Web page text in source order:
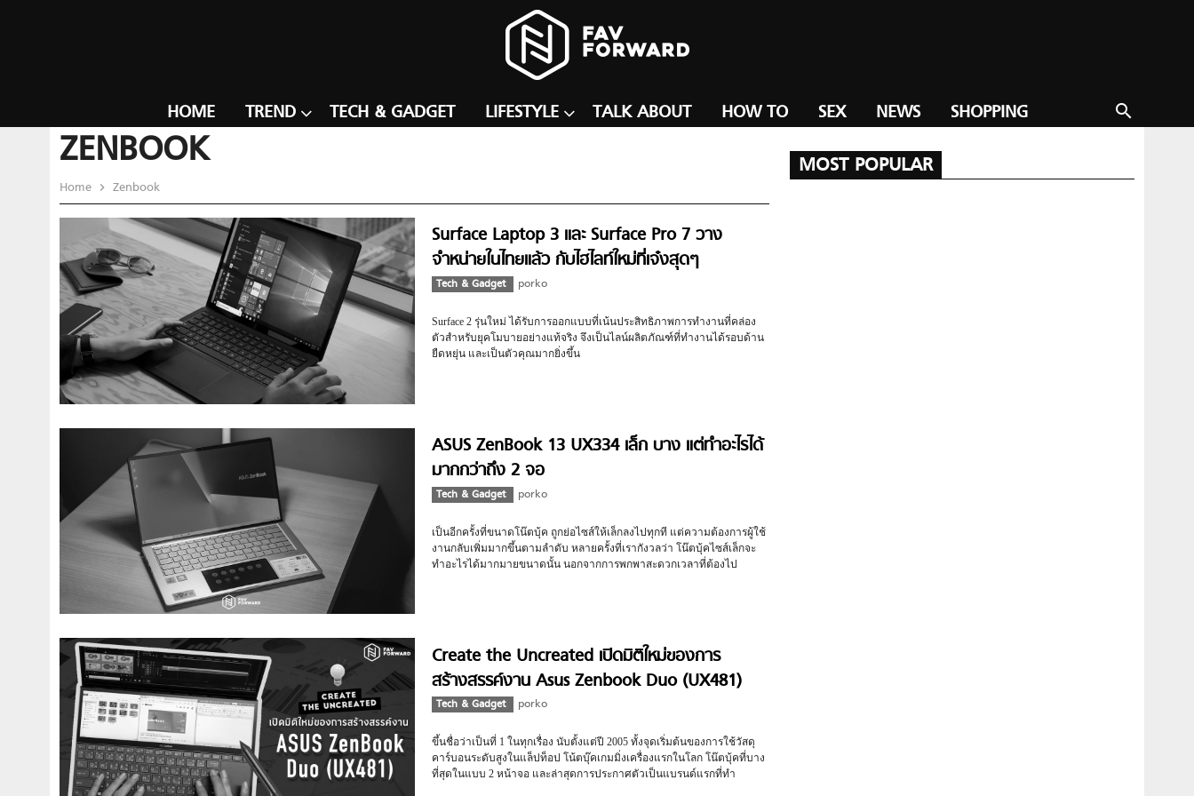
search
HOME TREND TECH & GADGET LIFESTYLE TALK ABOUT HOW TO SEX NEWS SHOPPING
ZENBOOK
Home Zenbook
Surface Laptop 3 และ Surface Pro 7 วาง
จำหน่ายในไทยแล้ว กับไฮไลท์ใหม่ที่เจ๋งสุดๆ
Tech & Gadget porko
Surface 2 รุ่นใหม่ ได้รับการออกแบบที่เน้นประสิทธิภาพการทำงานที่คล่อง
ตัวสำหรับยุคโมบายอย่างแท้จริง จึงเป็นไลน์ผลิตภัณฑ์ที่ทำงานได้รอบด้าน
ยืดหยุ่น และเป็นตัวคุณมากยิ่งขึ้น
ASUS ZenBook 13 UX334 เล็ก บาง แต่ทำอะไรได้
มากกว่าถึง 2 จอ
Tech & Gadget porko
เป็นอีกครั้งที่ขนาดโน๊ตบุ้ค ถูกย่อไซส์ให้เล็กลงไปทุกที แต่ความต้องการผู้ใช้
งานกลับเพิ่มมากขึ้นตามลำดับ หลายครั้งที่เรากังวลว่า โน๊ตบุ้คไซส์เล็กจะ
ทำอะไรได้มากมายขนาดนั้น นอกจากการพกพาสะดวกเวลาที่ต้องไป
Create the Uncreated เปิดมิติใหม่ของการ
สร้างสรรค์งาน Asus Zenbook Duo (UX481)
Tech & Gadget porko
ขึ้นชื่อว่าเป็นที่ 1 ในทุกเรื่อง นับตั้งแต่ปี 2005 ทั้งจุดเริ่มต้นของการใช้วัสดุ
คาร์บอนระดับสูงในแล็ปท็อป โน้ตบุ๊คเกมมิ่งเครื่องแรกในโลก โน๊ตบุ้คที่บาง
ที่สุดในแบบ 2 หน้าจอ และล่าสุดการประกาศตัวเป็นแบรนด์แรกที่ทำ
MOST POPULAR